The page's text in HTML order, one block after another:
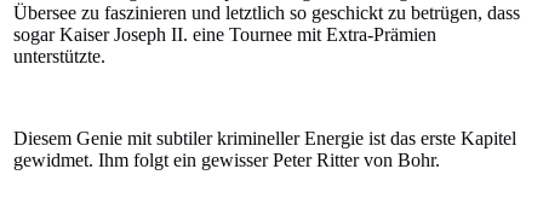
Übersee zu faszinieren und letztlich so geschickt zu betrügen, dass
sogar Kaiser Joseph II. eine Tournee mit Extra-Prämien
unterstützte.
Diesem Genie mit subtiler krimineller Energie ist das erste Kapitel
gewidmet. Ihm folgt ein gewisser Peter Ritter von Bohr.